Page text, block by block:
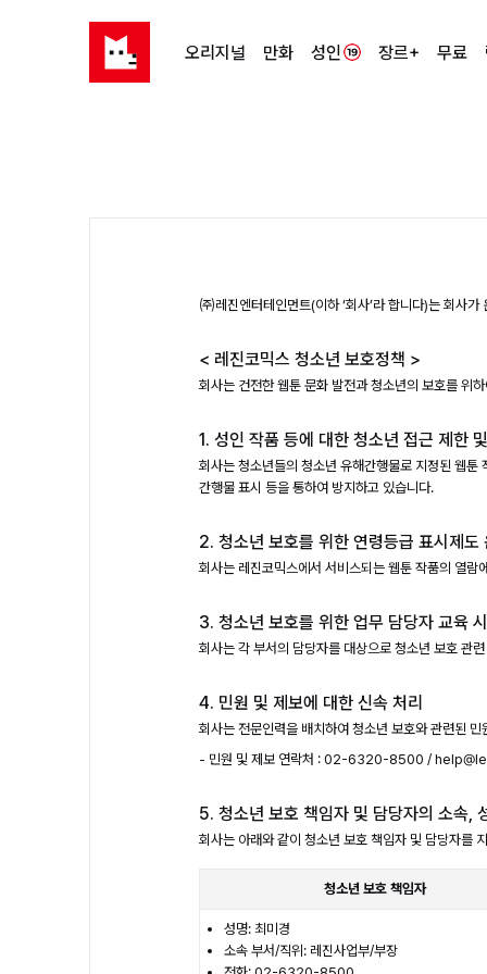
오리지널 만화 성인 장르+ 무료
㈜레진엔터테인먼트(이하 ‘회사’라 합니다)는 회사
< 레진코믹스 청소년 보호정책 >
회사는 건전한 웹툰 문화 발전과 청소년의 보호를 위
1. 성인 작품 등에 대한 청소년 접근 제한
회사는 청소년들의 청소년 유해간행물로 지정된 웹
간행물 표시 등을 통하여 방지하고 있습니다.
2. 청소년 보호를 위한 연령등급 표시제도
회사는 레진코믹스에서 서비스되는 웹툰 작품의 열람
3. 청소년 보호를 위한 업무 담당자 교육
회사는 각 부서의 담당자를 대상으로 청소년 보호 관
4. 민원 및 제보에 대한 신속 처리
회사는 전문인력을 배치하여 청소년 보호와 관련된
- 민원 및 제보 연락처 : 02-6320-8500 /
5. 청소년 보호 책임자 및 담당자의 소속,
회사는 아래와 같이 청소년 보호 책임자 및 담당자를
청소년 보호 책임자
성명: 최미경
소속 부서/직위: 레진사업부/부장